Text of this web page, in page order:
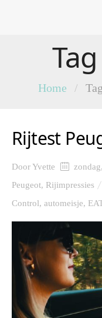
Home /
Rijtest
DoorYvette
Peugeot, Rijimpressies
Control, automeisje,